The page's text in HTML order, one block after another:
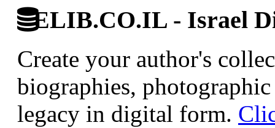
ELIB.CO.IL - Israel
Create your author's
biographies,
legacy in digital form.